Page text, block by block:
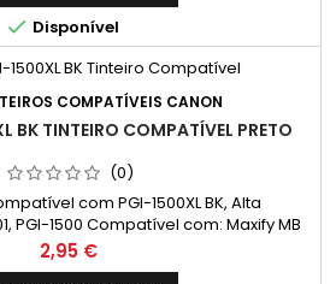
 Disponível
COMPATÍVEIS CANON
BK TINTEIRO COMPATÍVEL PRETO
(0)
com PGI-1500XL BK, Alta
PGI-1500 Compatível com: Maxify MB
Maxify MB 2150, Maxify MB 2750
Preço
2,95 €